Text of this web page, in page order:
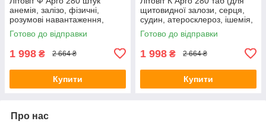
анемія, залізо, фізичні,
розумові навантаження,
очищення, імунітет, пам'ять,
для дітей
Готово до відправки
1 998 ₴ 2 664 ₴
Купити
щитовидної залози, серця,
судин, атеросклероз, ішемія,
тиск, містить йод)
Готово до відправки
1 998 ₴ 2 664 ₴
Купити
Про нас